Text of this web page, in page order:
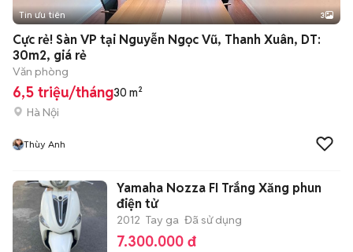
Tin ưu tiên 3
Cực rẻ! Sàn VP tại Nguyễn Ngọc Vũ, Thanh Xuân, DT:
30m2, giá rẻ
Văn phòng
6,5 triệu/tháng30 m²
Hà Nội
Thùy Anh
Yamaha Nozza FI Trắng Xăng phun
điện tử
2012 Tay ga Đã sử dụng
7.300.000 đ